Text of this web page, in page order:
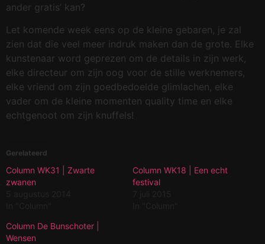
ander gratis’ kan?
Let komende week eens op de kleine gebaren, je zal
zien dat die veel meer indruk maken dan de grote. Elke
kunstenaar word geprezen om de details in zijn werk,
elke directeur om zijn oog voor de stille werknemers,
elke vriend om zijn goedbedoelde glimlachen, elke
vader om de kleine momenten quality time en elke
echtgenoot om zijn knuffels!
Gerelateerd
Column WK31 | Zwarte
zwanen
Column WK18 | Een echt
festival
Column De Bunschoter |
Wensen